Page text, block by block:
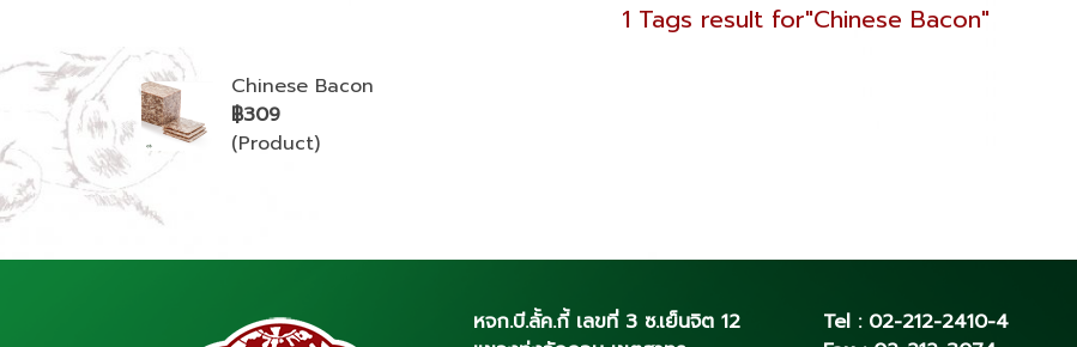
1 Tags result for"Chinese Bacon"
Chinese Bacon
฿309
(Product)
หจก.บี.ลั้ค.กี้ เลขที่ 3 ซ.เย็นจิต 12
Tel : 02-212-2410-4